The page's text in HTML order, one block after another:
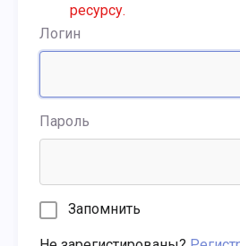
ресурсу.
Логин
Пароль
Запомнить